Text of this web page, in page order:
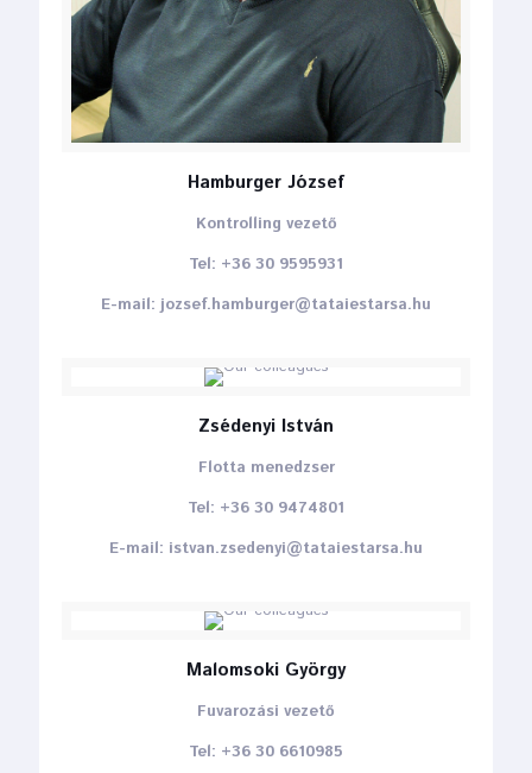
Hamburger József
Kontrolling vezető
Tel: +36 30 9595931
E-mail: jozsef.hamburger@tataiestarsa.hu
Zsédenyi István
Flotta menedzser
Tel: +36 30 9474801
E-mail: istvan.zsedenyi@tataiestarsa.hu
Malomsoki György
Fuvarozási vezető
Tel: +36 30 6610985